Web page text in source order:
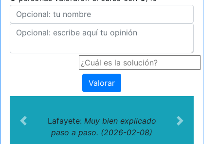
Valorar
Lafayete: Muy bien explicado
paso a paso. (2026-02-08)
Previous Next